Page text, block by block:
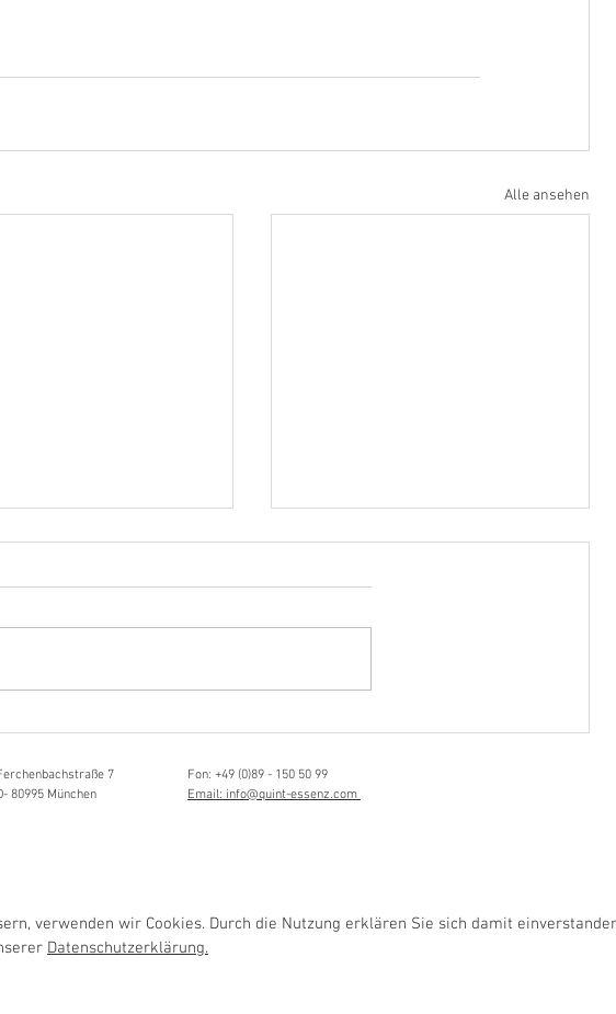
Alle ansehen
7
80995 München
Fon: +49 (0)89 - 150 50 99
Email: info@quint-essenz.com
verwenden wir Cookies. Durch die Nutzung erklären Sie sich damit
Datenschutzerklärung.